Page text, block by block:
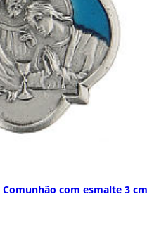
com esmalte 3 cm